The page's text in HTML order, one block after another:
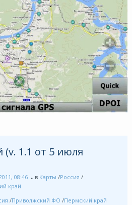
1.1 от 5 июля
08:46 в Карты /Россия /
край
/Приволжский ФО /Пермский край